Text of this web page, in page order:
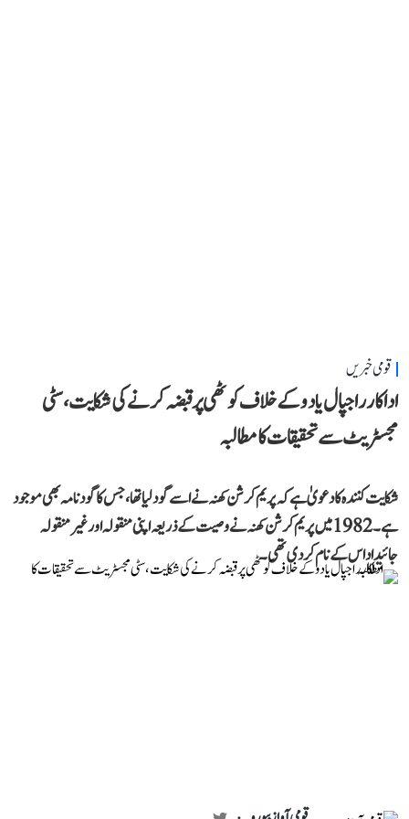
قومی خبریں
اداکار راجپال یادو کے خلاف کوٹھی پر قبضہ کرنے کی شکایت، سٹی
مجسٹریٹ سے تحقیقات کا مطالبہ
شکایت کنندہ کا دعویٰ ہے کہ پریم کرشن کھنہ نے اسے گود لیا تھا، جس کا گود نامہ بھی موجود
ہے۔ 1982 میں پریم کرشن کھنہ نے وصیت کے ذریعہ اپنی منقولہ اور غیر منقولہ
جائیداد اس کے نام کر دی تھی۔